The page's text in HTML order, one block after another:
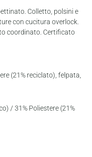
Colletto, polsini e
con cucitura overlock.
coordinato. Certificato
(21% reciclato), felpata,
/ 31% Poliestere (21%